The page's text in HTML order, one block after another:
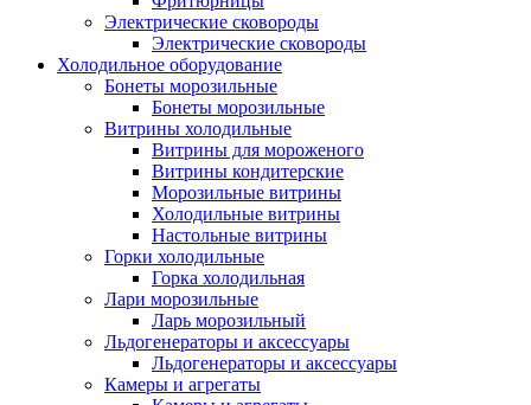
Электрические сковороды
Электрические сковороды
Холодильное оборудование
Бонеты морозильные
Бонеты морозильные
Витрины холодильные
Витрины для мороженого
Витрины кондитерские
Морозильные витрины
Холодильные витрины
Настольные витрины
Горки холодильные
Горка холодильная
Лари морозильные
Ларь морозильный
Льдогенераторы и аксессуары
Льдогенераторы и аксессуары
Камеры и агрегаты